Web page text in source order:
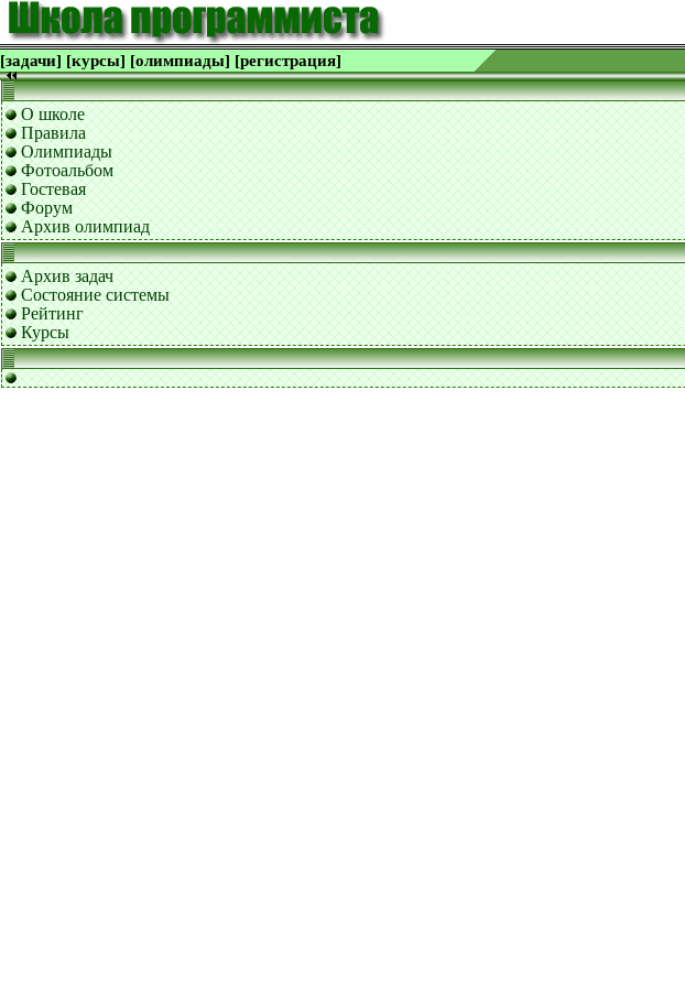
[задачи] [курсы] [олимпиады] [регистрация]
О школе
Правила
Олимпиады
Фотоальбом
Гостевая
Форум
Архив олимпиад
Архив задач
Состояние системы
Рейтинг
Курсы